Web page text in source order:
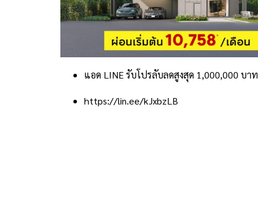
แอด LINE รับโปรลับลดสูงสุด 1,000,000 บาท
https://lin.ee/kJxbzLB